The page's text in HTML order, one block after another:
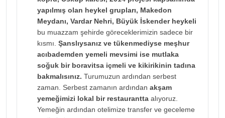
yapılmış olan heykel grupları, Makedon
Meydanı, Vardar Nehri, Büyük İskender heykeli
bu muazzam şehirde göreceklerimizin sadece bir
kısmı. Şanslıysanız ve tükenmediyse meşhur
acıbademden yemeli mevsimi ise mutlaka
soğuk bir boravitsa içmeli ve kikirikinin tadına
bakmalısınız. Turumuzun ardından serbest
zaman. Serbest zamanın ardından akşam
yemeğimizi lokal bir restaurantta alıyoruz.
Yemeğin ardından otelimize transfer ve geceleme